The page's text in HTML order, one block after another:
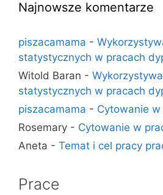
Najnowsze komentarze
piszacamama -
statystycznych w pracach
Witold Baran -
statystycznych w pracach
piszacamama - Cytowanie
Rosemary - Cytowanie w
Aneta - Temat i cel pracy
Prace